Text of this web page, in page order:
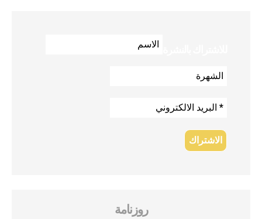
روزنامة